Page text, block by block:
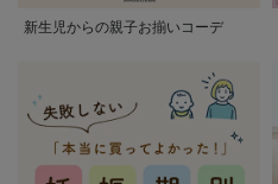
新生児からの親子お揃いコーデ